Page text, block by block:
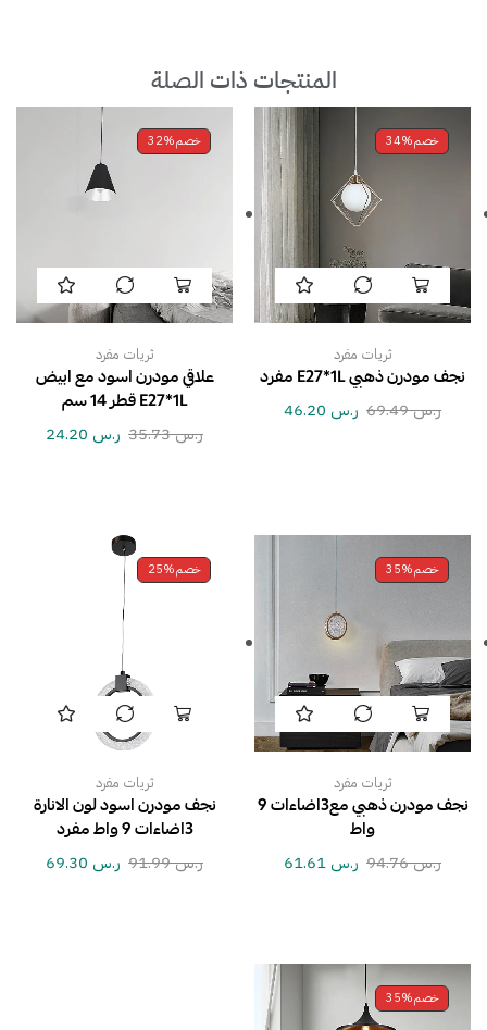
المنتجات ذات الصلة
خصم34%
ثريات مفرد
نجف مودرن ذهبي E27*1L مفرد
ر.س69.49 ر.س
خصم32%
ثريات مفرد
علاقي مودرن اسود مع ابيض
E27*1L قطر 14 سم
ر.س35.73 ر.س
خصم35%
ثريات مفرد
نجف مودرن ذهبي مع3اضاءات 9
واط
ر.س94.76 ر.س
خصم25%
ثريات مفرد
نجف مودرن اسود لون الانارة
3اضاءات 9 واط مفرد
ر.س91.99 ر.س
خصم35%